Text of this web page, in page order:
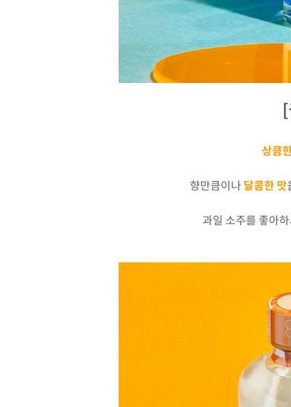
상큼
향만큼이나 달콤한 맛
과일 소주를 좋아